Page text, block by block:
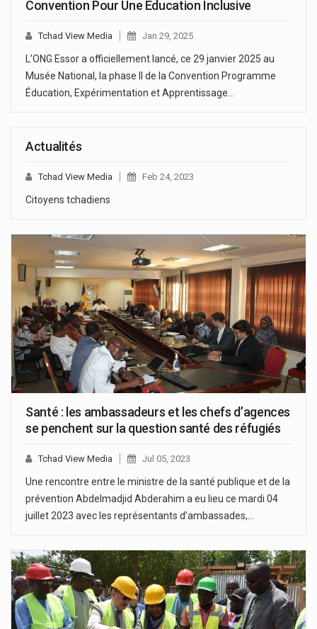
Convention Pour Une Education Inclusive
Tchad View Media Jan 29, 2025
L’ONG Essor a officiellement lancé, ce 29 janvier 2025 au
Musée National, la phase II de la Convention Programme
Éducation, Expérimentation et Apprentissage…
Actualités
Tchad View Media Feb 24, 2023
Citoyens tchadiens
Santé : les ambassadeurs et les chefs d’agences
se penchent sur la question santé des réfugiés
Tchad View Media Jul 05, 2023
Une rencontre entre le ministre de la santé publique et de la
prévention Abdelmadjid Abderahim a eu lieu ce mardi 04
juillet 2023 avec les représentants d’ambassades,…